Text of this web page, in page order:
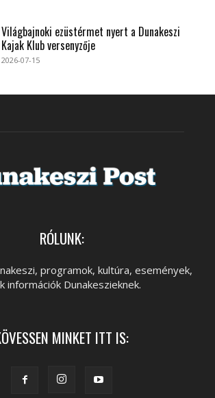
Világbajnoki ezüstérmet nyert a Dunakeszi
Kajak Klub versenyzője
2026-07-15
RÓLUNK:
programok, kultúra, események,
információk Dunakeszieknek.
MINKET ITT IS: